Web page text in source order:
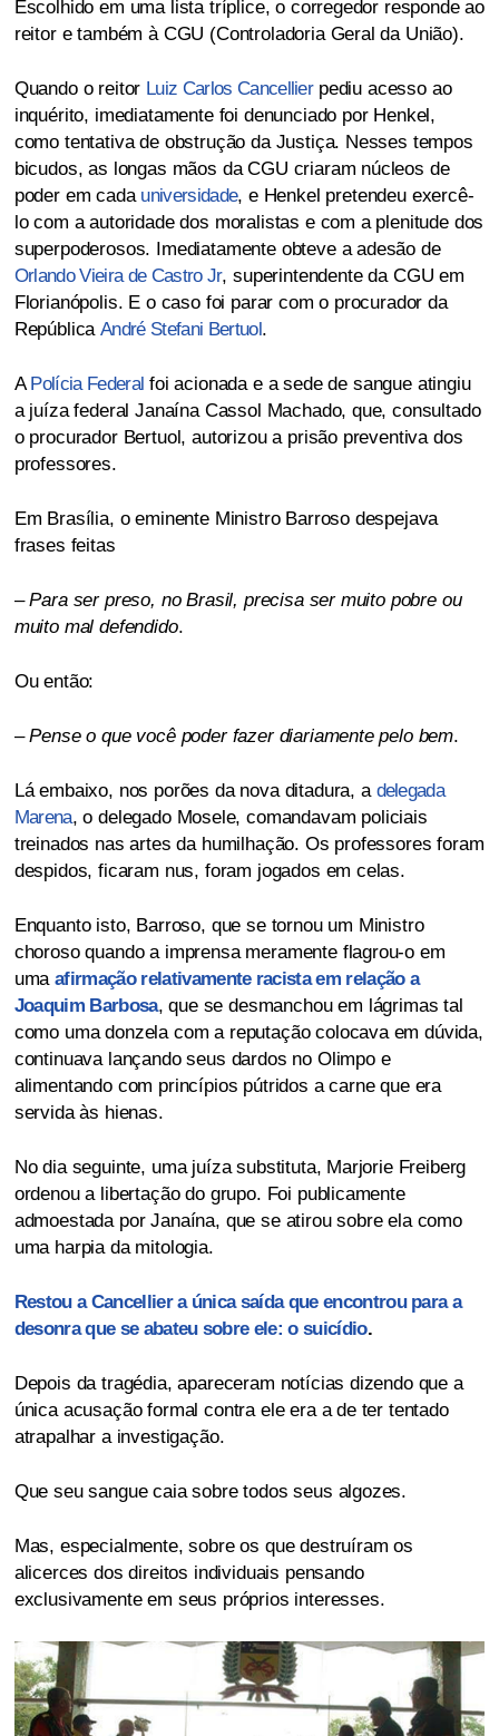
Escolhido em uma lista tríplice, o corregedor responde ao
reitor e também à CGU (Controladoria Geral da União).
Quando o reitor Luiz Carlos Cancellierpediu acesso ao
inquérito, imediatamente foi denunciado por Henkel,
como tentativa de obstrução da Justiça. Nesses tempos
bicudos, as longas mãos da CGU criaram núcleos de
poder em cada universidade, e Henkel pretendeu exercê-
lo com a autoridade dos moralistas e com a plenitude dos
superpoderosos. Imediatamente obteve a adesão de
Orlando Vieira de Castro Jr, superintendente da CGU em
Florianópolis. E o caso foi parar com o procurador da
RepúblicaAndré Stefani Bertuol .
A Polícia Federal foi acionada e a sede de sangue atingiu
a juíza federal Janaína Cassol Machado, que, consultado
o procurador Bertuol, autorizou a prisão preventiva dos
professores.
Em Brasília, o eminente Ministro Barroso despejava
frases feitas
–Para ser preso, no Brasil, precisa ser muito pobre ou
muito mal defendido.
Ou então:
–Pense o que você poder fazer diariamente pelo bem.
Lá embaixo, nos porões da nova ditadura, a delegada
Marena, o delegado Mosele, comandavam policiais
treinados nas artes da humilhação. Os professores foram
despidos, ficaram nus, foram jogados em celas.
Enquanto isto, Barroso, que se tornou um Ministro
choroso quando a imprensa meramente flagrou-o em
umaafirmação relativamente racista em relação a
Joaquim Barbosa, que se desmanchou em lágrimas tal
como uma donzela com a reputação colocava em dúvida,
continuava lançando seus dardos no Olimpo e
alimentando com princípios pútridos a carne que era
servida às hienas.
No dia seguinte, uma juíza substituta, Marjorie Freiberg
ordenou a libertação do grupo. Foi publicamente
admoestada por Janaína, que se atirou sobre ela como
uma harpia da mitologia.
Restou a Cancellier a única saída que encontrou para a
desonra que se abateu sobre ele: o suicídio.
Depois da tragédia, apareceram notícias dizendo que a
única acusação formal contra ele era a de ter tentado
atrapalhar a investigação.
Que seu sangue caia sobre todos seus algozes.
Mas, especialmente, sobre os que destruíram os
alicerces dos direitos individuais pensando
exclusivamente em seus próprios interesses.